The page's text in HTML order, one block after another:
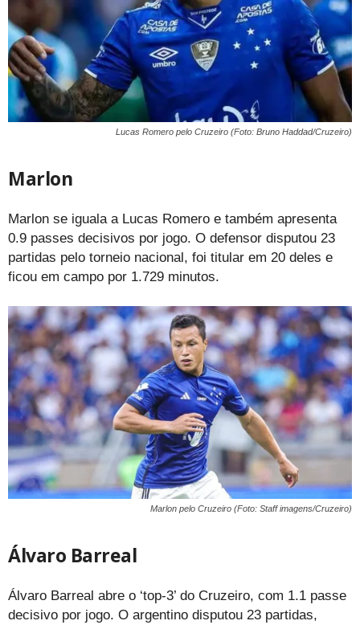
Lucas Romero pelo Cruzeiro (Foto: Bruno Haddad/Cruzeiro)
Marlon
Marlon se iguala a Lucas Romero e também apresenta
0.9 passes decisivos por jogo. O defensor disputou 23
partidas pelo torneio nacional, foi titular em 20 deles e
ficou em campo por 1.729 minutos.
Marlon pelo Cruzeiro (Foto: Staff imagens/Cruzeiro)
Álvaro Barreal
Álvaro Barreal abre o ‘top-3’ do Cruzeiro, com 1.1 passe
decisivo por jogo. O argentino disputou 23 partidas,